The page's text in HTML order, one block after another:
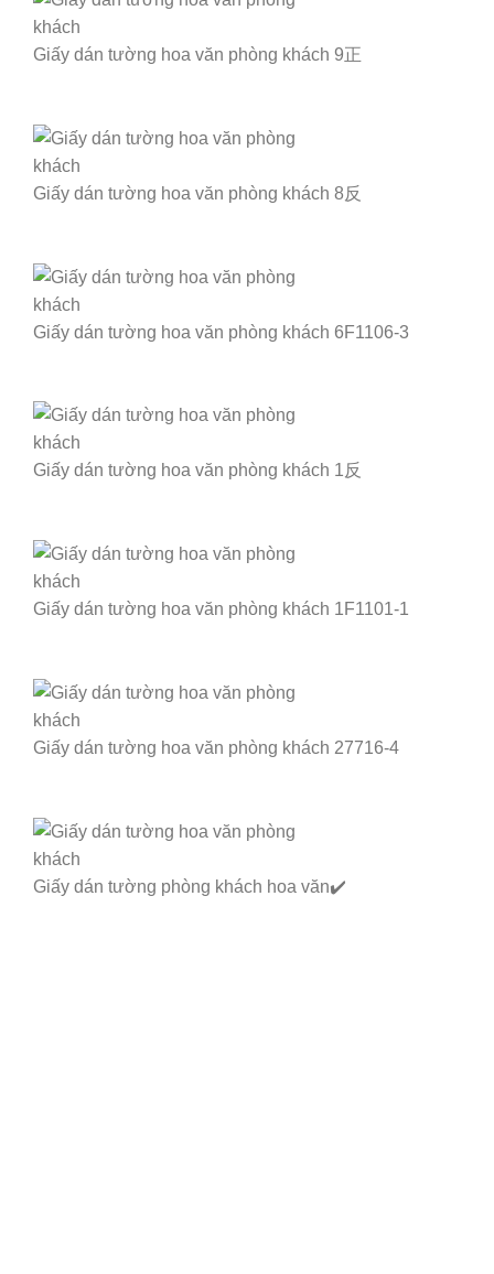
Giấy dán tường hoa văn phòng khách 9正
Giấy dán tường hoa văn phòng khách 8反
Giấy dán tường hoa văn phòng khách 6F1106-3
Giấy dán tường hoa văn phòng khách 1反
Giấy dán tường hoa văn phòng khách 1F1101-1
Giấy dán tường hoa văn phòng khách 27716-4
Giấy dán tường phòng khách hoa văn✔️